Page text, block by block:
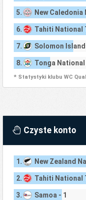
5. New
6. Tahiti National
7. Solomon
8. Tonga National
* Statystyki klubu WC
Czyste konto
1. New Zealand
2. Tahiti National
3. Samoa - 1